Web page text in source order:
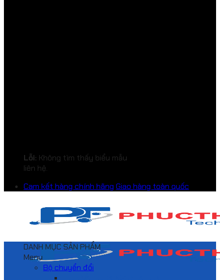
Lỗi: Không tìm thấy biểu mẫu
liên hệ.
Cam kết hàng chính hãng Giao hàng toàn quốc
DANH MỤC SẢN PHẨM
Menu
Bộ chuyển đổi